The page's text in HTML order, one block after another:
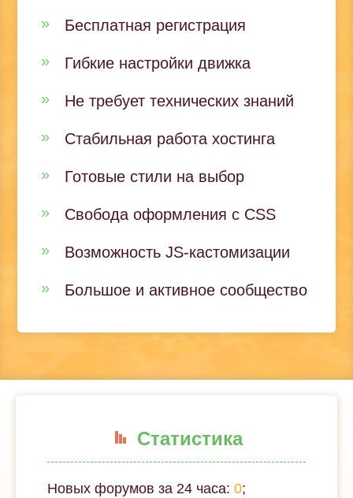
Бесплатная регистрация
Гибкие настройки движка
Не требует технических знаний
Стабильная работа хостинга
Готовые стили на выбор
Свобода оформления с CSS
Возможность JS-кастомизации
Большое и активное сообщество
Статистика
Новых форумов за 24 часа: 0;